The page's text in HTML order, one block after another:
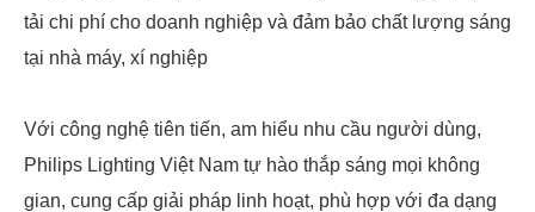
tải chi phí cho doanh nghiệp và đảm bảo chất lượng sáng
tại nhà máy, xí nghiệp
Với công nghệ tiên tiến, am hiểu nhu cầu người dùng,
Philips Lighting Việt Nam tự hào thắp sáng mọi không
gian, cung cấp giải pháp linh hoạt, phù hợp với đa dạng